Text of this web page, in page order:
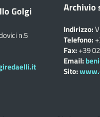
Golgi
n.5
Archivio
Indirizzo:
Telefono:
Fax:+39
Email:
Sito: